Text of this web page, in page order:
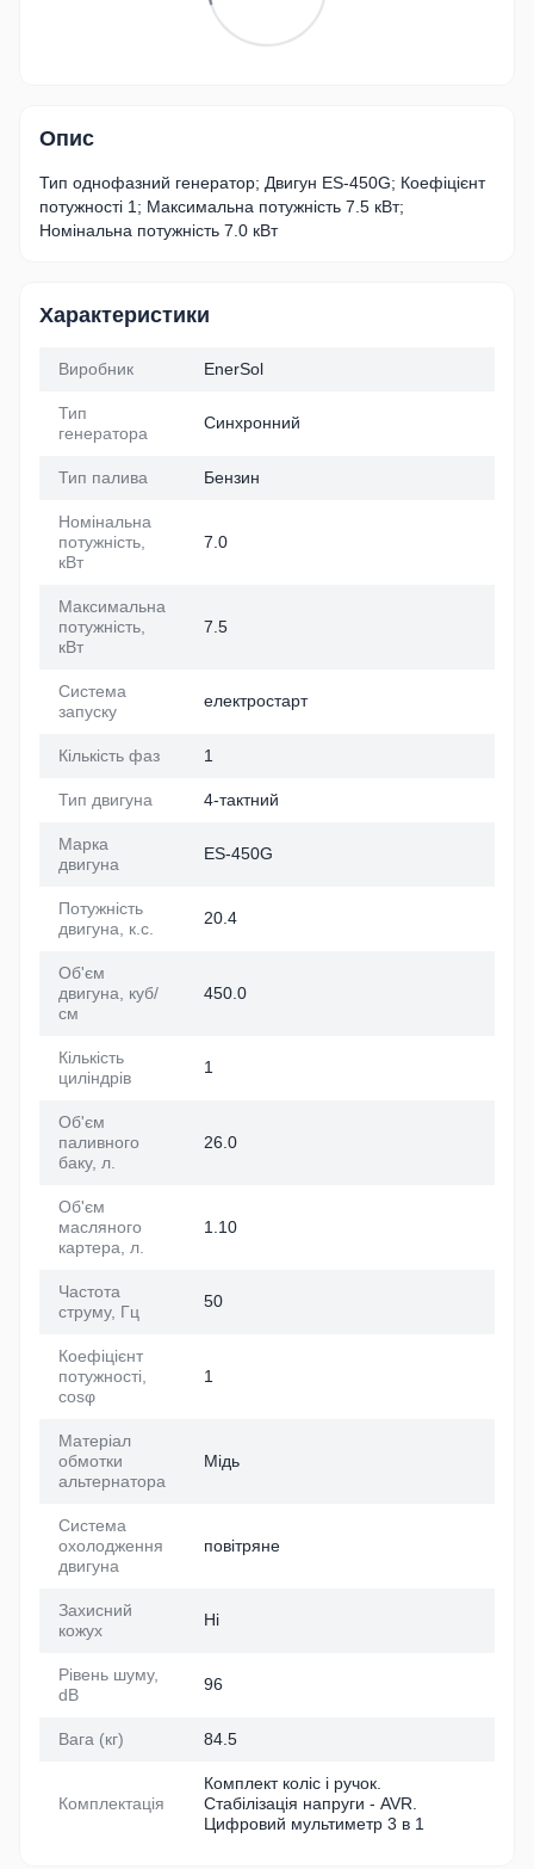
Опис
Тип однофазний генератор; Двигун ES-450G; Коефіцієнт
потужності 1; Максимальна потужність 7.5 кВт;
Номінальна потужність 7.0 кВт
Характеристики
Виробник EnerSol
Тип
генератора
Синхронний
Тип палива Бензин
Номінальна
потужність,
кВт
7.0
Максимальна
потужність,
кВт
7.5
Система
запуску
електростарт
Кількість фаз 1
Тип двигуна 4-тактний
Марка
двигуна
ES-450G
Потужність
двигуна, к.с.
20.4
Об'єм
двигуна, куб/
см
450.0
Кількість
циліндрів
1
Об'єм
паливного
баку, л.
26.0
Об'єм
масляного
картера, л.
1.10
Частота
струму, Гц
50
Коефіцієнт
потужності,
cosφ
1
Матеріал
обмотки
альтернатора
Мідь
Система
охолодження
двигуна
повітряне
Захисний
кожух
Ні
Рівень шуму,
dB
96
Вага (кг) 84.5
Комплектація
Комплект коліс і ручок.
Стабілізація напруги - AVR.
Цифровий мультиметр 3 в 1